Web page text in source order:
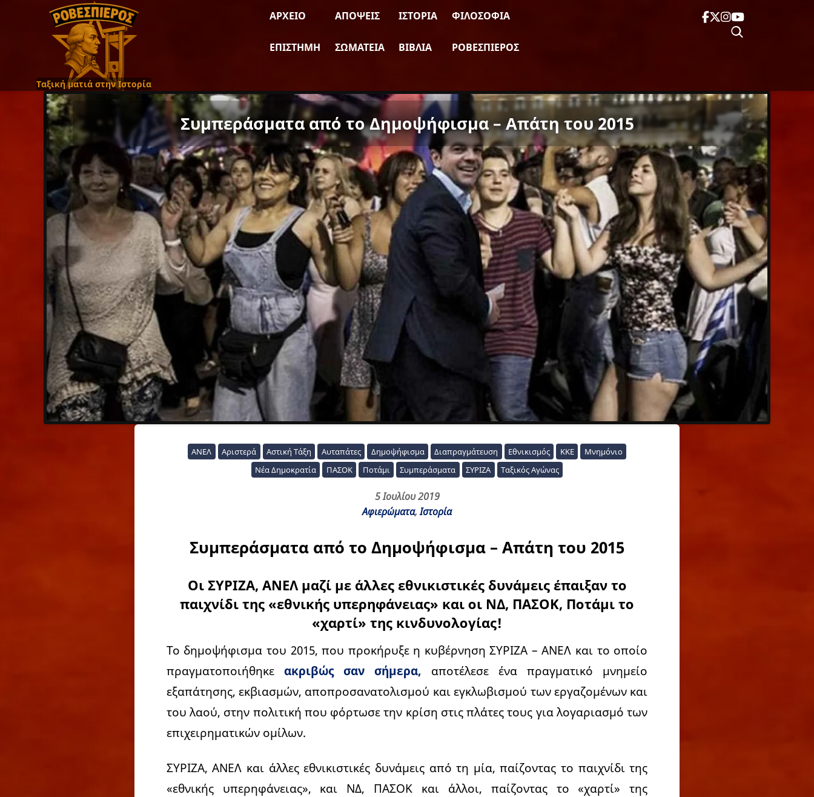
Ταξική ματιά στην Ιστορία
ΑΡΧΕΊΟ ΑΠΌΨΕΙΣ ΙΣΤΟΡΊΑ ΦΙΛΟΣΟΦΊΑ
ΕΠΙΣΤΉΜΗ ΣΩΜΑΤΕΊΑ ΒΙΒΛΊΑ ΡΟΒΕΣΠΙΈΡΟΣ
Συμπεράσματα από το Δημοψήφισμα – Απάτη του 2015
ΑΝΕΛ Αριστερά Αστική Τάξη Αυταπάτες Δημοψήφισμα Διαπραγμάτευση Εθνικισμός ΚΚΕ
Μνημόνιο
Νέα Δημοκρατία
ΠΑΣΟΚ Ποτάμι Συμπεράσματα ΣΥΡΙΖΑ Ταξικός Αγώνας
5 Ιουλίου 2019
Αφιερώματα,Ιστορία
Συμπεράσματα από το Δημοψήφισμα – Απάτη του 2015
Οι ΣΥΡΙΖΑ, ΑΝΕΛ μαζί με άλλες εθνικιστικές δυνάμεις έπαιξαν το
παιχνίδι της «εθνικής υπερηφάνειας» και οι ΝΔ, ΠΑΣΟΚ, Ποτάμι το
«χαρτί» της κινδυνολογίας!
Το δημοψήφισμα του 2015, που προκήρυξε η κυβέρνηση ΣΥΡΙΖΑ – ΑΝΕΛ και το οποίο
πραγματοποιήθηκε ακριβώς σαν σήμερα, αποτέλεσε ένα πραγματικό μνημείο
εξαπάτησης, εκβιασμών, αποπροσανατολισμού και εγκλωβισμού των εργαζομένων και
του λαού, στην πολιτική που φόρτωσε την κρίση στις πλάτες τους για λογαριασμό των
επιχειρηματικών ομίλων.
ΣΥΡΙΖΑ, ΑΝΕΛ και άλλες εθνικιστικές δυνάμεις από τη μία, παίζοντας το παιχνίδι της
«εθνικής υπερηφάνειας», και ΝΔ, ΠΑΣΟΚ και άλλοι, παίζοντας το «χαρτί» της